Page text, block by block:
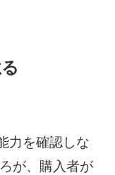
力を確認しな
が、購入者が